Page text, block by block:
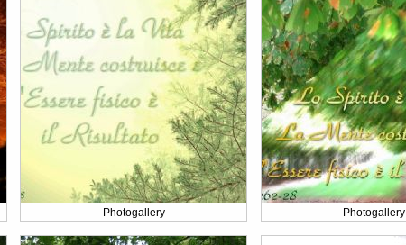
Photogallery Photogallery